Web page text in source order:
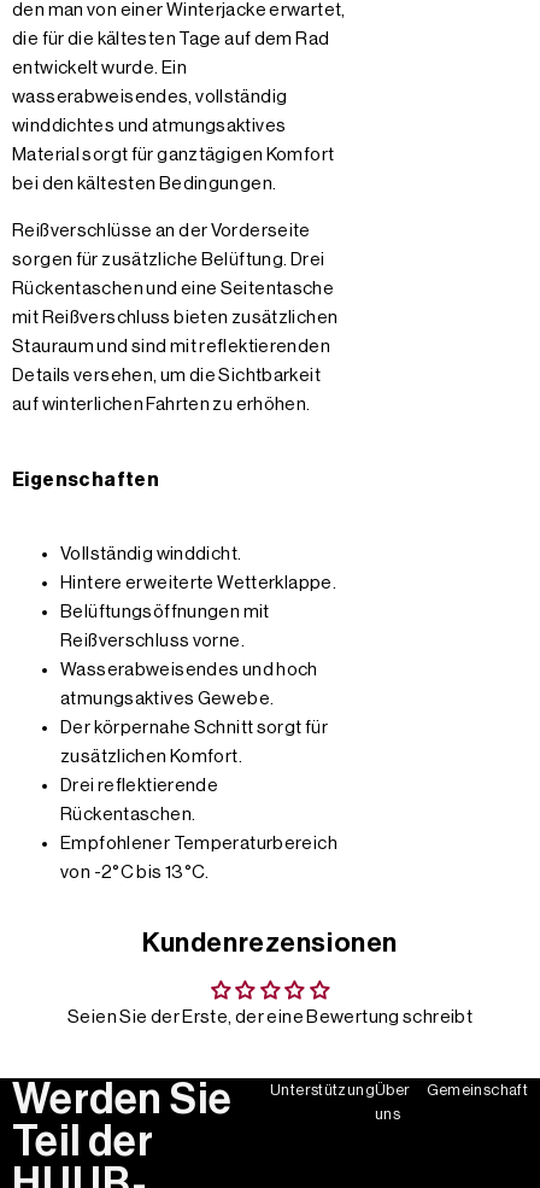
den man von einer Winterjacke erwartet,
die für die kältesten Tage auf dem Rad
entwickelt wurde. Ein
wasserabweisendes, vollständig
winddichtes und atmungsaktives
Material sorgt für ganztägigen Komfort
bei den kältesten Bedingungen.
Reißverschlüsse an der Vorderseite
sorgen für zusätzliche Belüftung. Drei
Rückentaschen und eine Seitentasche
mit Reißverschluss bieten zusätzlichen
Stauraum und sind mit reflektierenden
Details versehen, um die Sichtbarkeit
auf winterlichen Fahrten zu erhöhen.
Eigenschaften
Vollständig winddicht.
Hintere erweiterte Wetterklappe.
Belüftungsöffnungen mit
Reißverschluss vorne.
Wasserabweisendes und hoch
atmungsaktives Gewebe.
Der körpernahe Schnitt sorgt für
zusätzlichen Komfort.
Drei reflektierende
Rückentaschen.
Empfohlener Temperaturbereich
von -2°C bis 13°C.
Kundenrezensionen
Seien Sie der Erste, der eine Bewertung schreibt
Werden Sie
Teil der
UnterstützungÜber
uns
Gemeinschaft